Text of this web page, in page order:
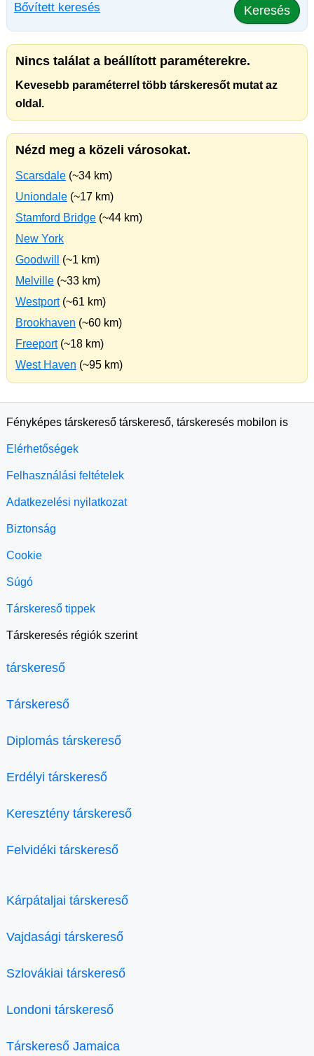
Bővített keresés Keresés
Nincs találat a beállított paraméterekre.
Kevesebb paraméterrel több társkeresőt mutat az
oldal.
Nézd meg a közeli városokat.
Scarsdale (~34 km)
Uniondale (~17 km)
Stamford Bridge (~44 km)
New York
Goodwill
(~1 km)
Melville (~33 km)
Westport(~61 km)
Brookhaven (~60 km)
Freeport(~18 km)
West Haven (~95 km)
Fényképes társkereső társkereső, társkeresés mobilon is
Elérhetőségek
Felhasználási feltételek
Adatkezelési nyilatkozat
Biztonság
Cookie
Súgó
Társkereső tippek
Társkeresés régiók szerint
társkereső
Társkereső
Diplomás társkereső
Erdélyi társkereső
Keresztény társkereső
Felvidéki társkereső
Kárpátaljai társkereső
Vajdasági társkereső
Szlovákiai társkereső
Londoni társkereső
Társkereső Jamaica